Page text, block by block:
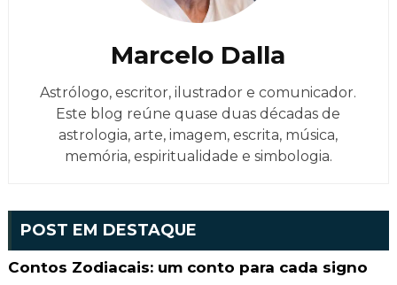
Marcelo Dalla
Astrólogo, escritor, ilustrador e comunicador.
Este blog reúne quase duas décadas de
astrologia, arte, imagem, escrita, música,
memória, espiritualidade e simbologia.
POST EM DESTAQUE
Contos Zodiacais: um conto para cada signo